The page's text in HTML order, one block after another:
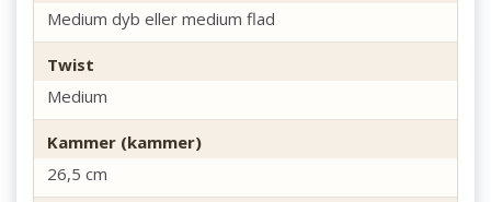
Medium dyb eller medium flad
Twist
Medium
Kammer (kammer)
26,5 cm